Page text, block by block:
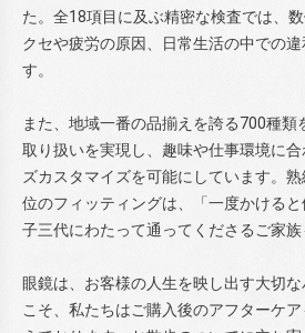
た。全18項目に及ぶ精密な検査では、
クセや疲労の原因、日常生活の中での
す。
また、地域一番の品揃えを誇る700種類
取り扱いを実現し、趣味や仕事環境に
ズカスタマイズを可能にしています。
位のフィッティングは、「一度かける
子三代にわたって通ってくださるご家族
眼鏡は、お客様の人生を映し出す大切
こそ、私たちはご購入後のアフターケ